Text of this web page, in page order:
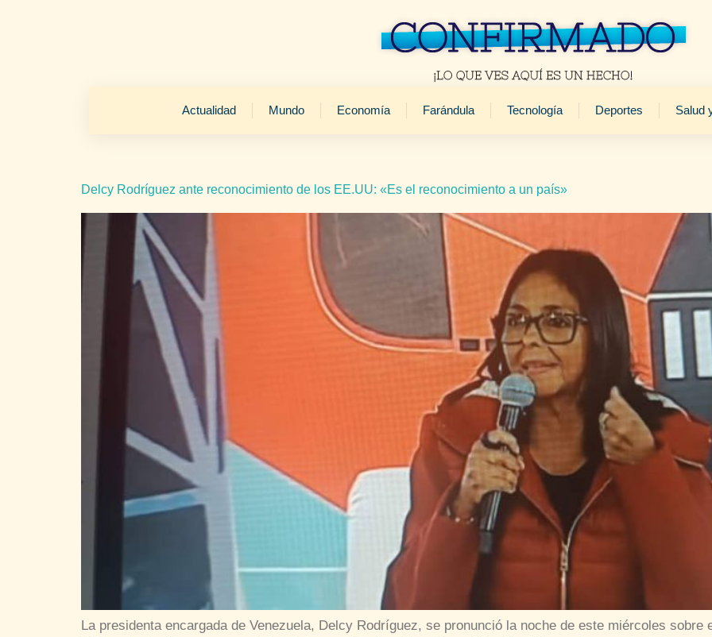
Actualidad Mundo Economía Farándula Tecnología Deportes Salud
Delcy Rodríguez ante reconocimiento de los EE.UU: «Es el reconocimiento a un país»
La presidenta encargada de Venezuela, Delcy Rodríguez, se pronunció la noche de este miércoles